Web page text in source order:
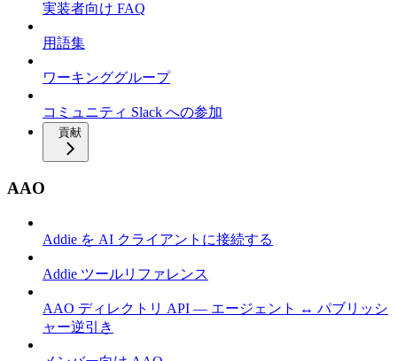
実装者向け FAQ
用語集
ワーキンググループ
コミュニティ Slack への参加
貢献
AAO
Addie を AI クライアントに接続する
Addie ツールリファレンス
AAO ディレクトリ API — エージェント ↔ パブリッシ
ャー逆引き